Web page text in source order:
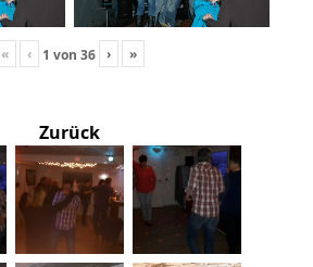
« ‹ 1 von36 › »
Zurück